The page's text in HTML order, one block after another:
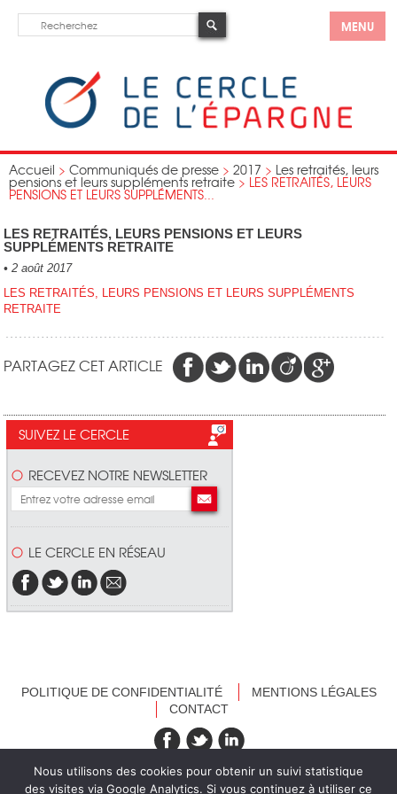
MENU
Accueil > Communiqués de presse > 2017 > Les retraités, leurs
pensions et leurs suppléments retraite > LES RETRAITÉS, LEURS
PENSIONS ET LEURS SUPPLÉMENTS...
LES RETRAITÉS, LEURS PENSIONS ET LEURS
SUPPLÉMENTS RETRAITE
• 2 août 2017
LES RETRAITÉS, LEURS PENSIONS ET LEURS SUPPLÉMENTS
RETRAITE
PARTAGEZ CET ARTICLE
SUIVEZ LE CERCLE
RECEVEZ NOTRE NEWSLETTER
LE CERCLE EN RÉSEAU
POLITIQUE DE CONFIDENTIALITÉ
MENTIONS LÉGALES
CONTACT
recevez nos newsletters
Nous utilisons des cookies pour obtenir un suivi statistique
des visites via Google Analytics. Si vous continuez à utiliser ce